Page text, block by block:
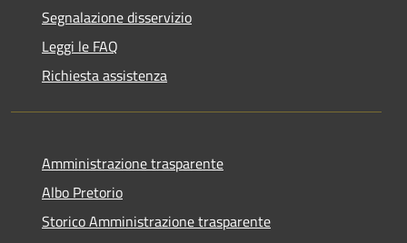
Segnalazione disservizio
Leggi le FAQ
Richiesta assistenza
Amministrazione trasparente
Albo Pretorio
Storico Amministrazione trasparente